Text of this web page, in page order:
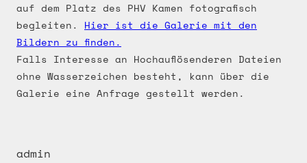
auf dem Platz des PHV Kamen fotografisch
begleiten. Hier ist die Galerie mit den
Bildern zu finden.
Falls Interesse an Hochauflösenderen Dateien
ohne Wasserzeichen besteht, kann über die
Galerie eine Anfrage gestellt werden.
admin